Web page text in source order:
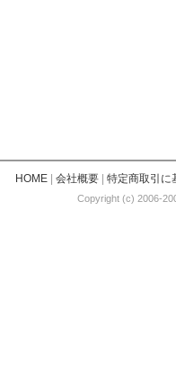
HOME| 会社概要| 特定商取引に
Copyright (c) 2006-